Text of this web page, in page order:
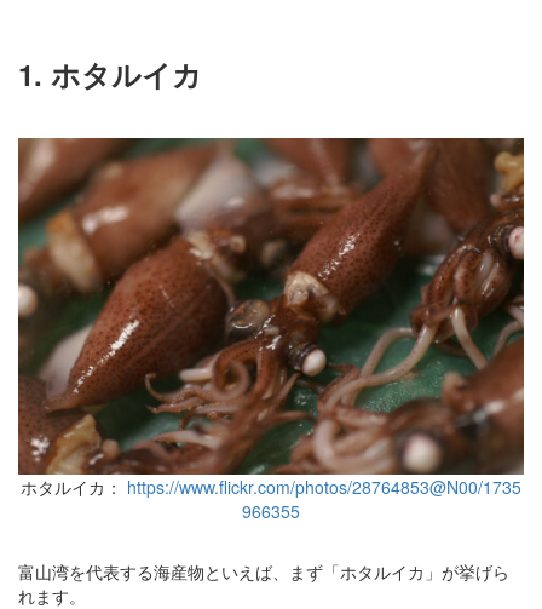
1. ホタルイカ
ホタルイカ： https://www.flickr.com/photos/28764853@N00/1735
966355
富山湾を代表する海産物といえば、まず「ホタルイカ」が挙げら
れます。